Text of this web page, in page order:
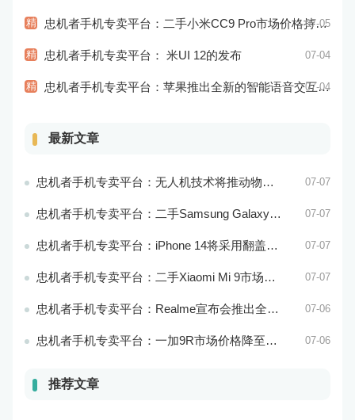
精 忠机者手机专卖平台：二手小米CC9 Pro市场价格持续下跌07-05
精 忠机者手机专卖平台： 米UI 12的发布 07-04
精 忠机者手机专卖平台：苹果推出全新的智能语音交互系统07-04
最新文章
忠机者手机专卖平台：无人机技术将推动物流行业的智能化发展 07-07
忠机者手机专卖平台：二手Samsung Galaxy M21市场价格相对稳定 07-07
忠机者手机专卖平台：iPhone 14将采用翻盖式设计？ 07-07
忠机者手机专卖平台：二手Xiaomi Mi 9市场价格相对稳定 07-07
忠机者手机专卖平台：Realme宣布会推出全新Realme X10 Max 5G 07-06
忠机者手机专卖平台：一加9R市场价格降至2000元以下 07-06
推荐文章